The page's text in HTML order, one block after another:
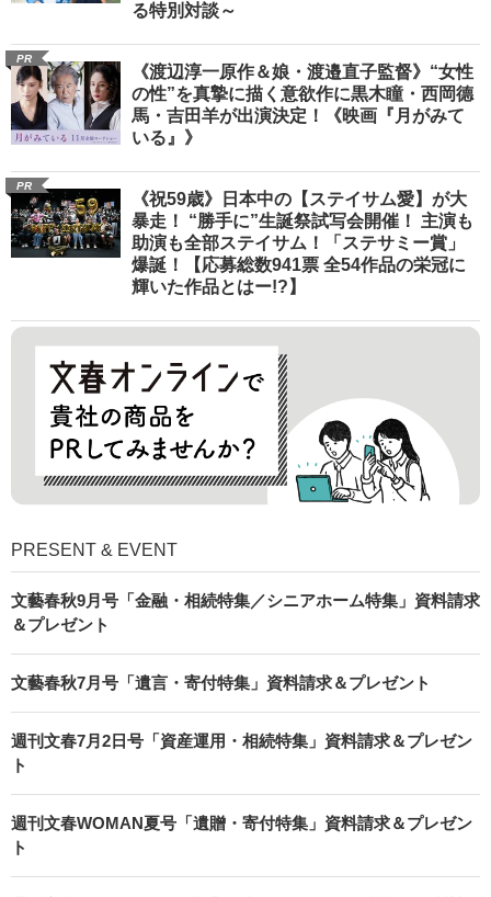
る特別対談～
PR
《渡辺淳一原作＆娘・渡邉直子監督》“女性
の性”を真摯に描く意欲作に黒木瞳・西岡德
馬・吉田羊が出演決定！《映画『月がみて
いる』》
PR
《祝59歳》日本中の【ステイサム愛】が大
暴走！ “勝手に”生誕祭試写会開催！ 主演も
助演も全部ステイサム！「ステサミー賞」
爆誕！【応募総数941票 全54作品の栄冠に
輝いた作品とはー!?】
PRESENT & EVENT
文藝春秋9月号「金融・相続特集／シニアホーム特集」資料請求
＆プレゼント
文藝春秋7月号「遺言・寄付特集」資料請求＆プレゼント
週刊文春7月2日号「資産運用・相続特集」資料請求＆プレゼン
ト
週刊文春WOMAN夏号「遺贈・寄付特集」資料請求＆プレゼン
ト